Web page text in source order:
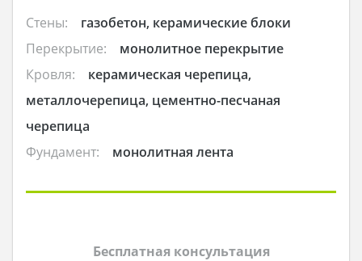
Стены:
газобетон, керамические блоки
Перекрытие:
монолитное перекрытие
Кровля:
керамическая черепица,
металлочерепица, цементно-песчаная
черепица
Фундамент:
монолитная лента
Бесплатная консультация